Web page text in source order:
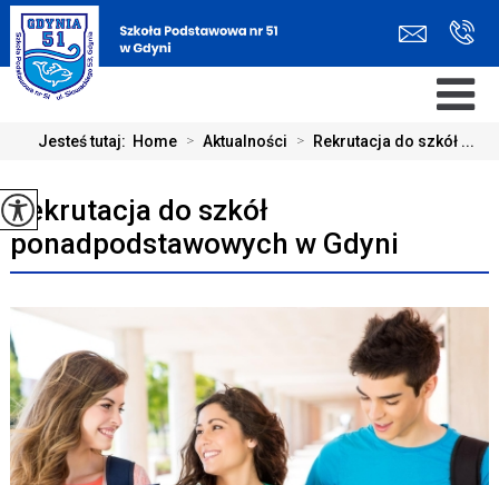
Jesteś tutaj: Home > Aktualności > Rekrutacja do szkół ...
Rekrutacja do szkół
ponadpodstawowych w Gdyni